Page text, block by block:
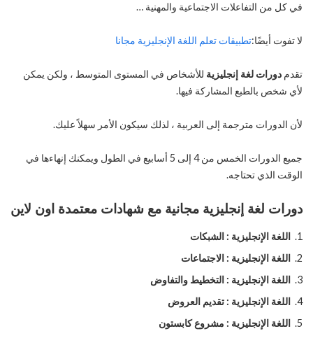
في كل من التفاعلات الاجتماعية والمهنية …
لا تفوت أيضًا:تطبيقات تعلم اللغة الإنجليزية مجانا
تقدم دورات لغة إنجليزية للأشخاص في المستوى المتوسط ​​، ولكن يمكن
لأي شخص بالطبع المشاركة فيها.
لأن الدورات مترجمة إلى العربية ، لذلك سيكون الأمر سهلاً عليك.
جميع الدورات الخمس من 4 إلى 5 أسابيع في الطول ويمكنك إنهاءها في
الوقت الذي تحتاجه.
دورات لغة إنجليزية مجانية مع شهادات معتمدة اون لاين
اللغة الإنجليزية : الشبكات
اللغة الإنجليزية : الاجتماعات
اللغة الإنجليزية : التخطيط والتفاوض
اللغة الإنجليزية : تقديم العروض
اللغة الإنجليزية : مشروع كابستون